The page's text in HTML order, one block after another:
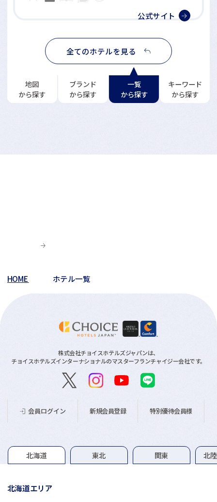
公式サイト
全てのホテルを見る
地図
から探す
ブランド
から探す
一覧
から探す
キーワード
から探す
HOME ホテル一覧
株式会社チョイスホテルズジャパンは、
チョイスホテルズインターナショナルのマスターフランチャイジー会社です。
会員ログイン 新規会員登録 特別優待会員様
グループホテル一覧
北海道 東北 関東 北
北海道エリア